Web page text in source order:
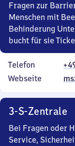
Fragen zur
Menschen mit
Behinderung
bucht für sie
Telefon
Webseite
3-S-Zentrale
Bei Fragen oder
Service,